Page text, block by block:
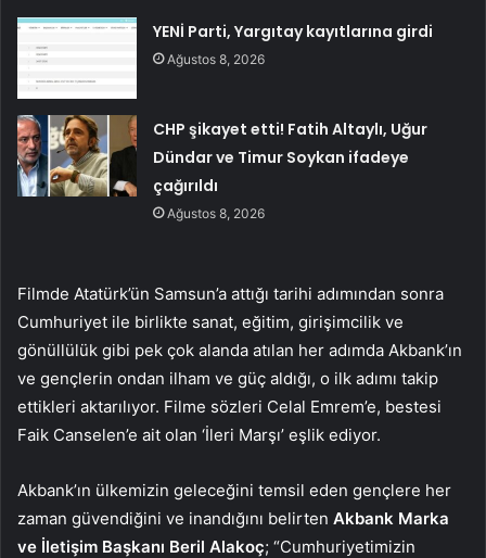
YENİ Parti, Yargıtay kayıtlarına girdi
Ağustos 8, 2026
CHP şikayet etti! Fatih Altaylı, Uğur
Dündar ve Timur Soykan ifadeye
çağırıldı
Ağustos 8, 2026
Filmde Atatürk’ün Samsun’a attığı tarihi adımından sonra
Cumhuriyet ile birlikte sanat, eğitim, girişimcilik ve
gönüllülük gibi pek çok alanda atılan her adımda Akbank’ın
ve gençlerin ondan ilham ve güç aldığı, o ilk adımı takip
ettikleri aktarılıyor. Filme sözleri Celal Emrem’e, bestesi
Faik Canselen’e ait olan ‘İleri Marşı’ eşlik ediyor.
Akbank’ın ülkemizin geleceğini temsil eden gençlere her
zaman güvendiğini ve inandığını belirten Akbank Marka
ve İletişim Başkanı Beril Alakoç; “Cumhuriyetimizin